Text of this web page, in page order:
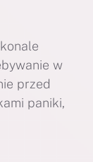
w
przed
paniki,